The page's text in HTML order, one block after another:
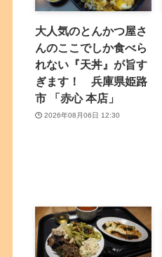
大人気のとんかつ屋さ
んのここでしか食べら
れない『天丼』が旨す
ぎます！ 兵庫県姫路
市 「赤心 本店」
2026年08月06日 12:30